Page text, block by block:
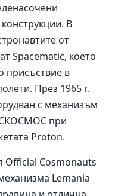
В
от
Spacematic, което
присъствие в
През 1965 г.
с механизъм
при
Proton.
Official Cosmonauts
Lemania